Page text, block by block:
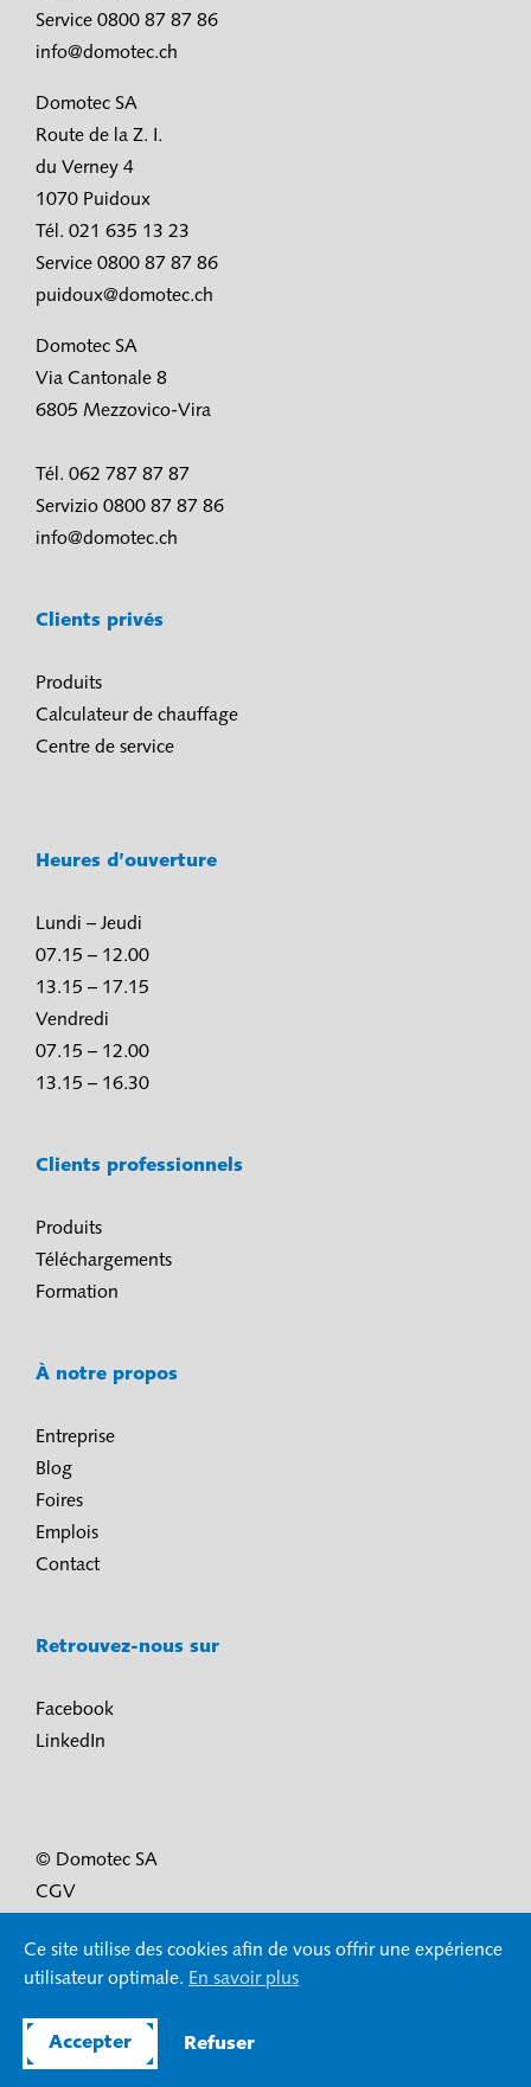
Ce site utilise des cookies afin de vous offrir une expérience
utilisateur optimale. En savoir plus
Accepter Refuser
Service 0800 87 87 86
info@domotec.ch
Domotec SA
Route de la Z. I.
du Verney 4
1070 Puidoux
Tél. 021 635 13 23
Service 0800 87 87 86
puidoux@domotec.ch
Domotec SA
Via Cantonale 8
6805 Mezzovico-Vira
Tél. 062 787 87 87
Servizio 0800 87 87 86
info@domotec.ch
Clients privés
Produits
Calculateur de chauffage
Centre de service
Heures d’ouverture
Lundi – Jeudi
07.15 – 12.00
13.15 – 17.15
Vendredi
07.15 – 12.00
13.15 – 16.30
Clients professionnels
Produits
Téléchargements
Formation
À notre propos
Entreprise
Blog
Foires
Emplois
Contact
Retrouvez-nous sur
Facebook
LinkedIn
© Domotec SA
CGV
Mentions légales